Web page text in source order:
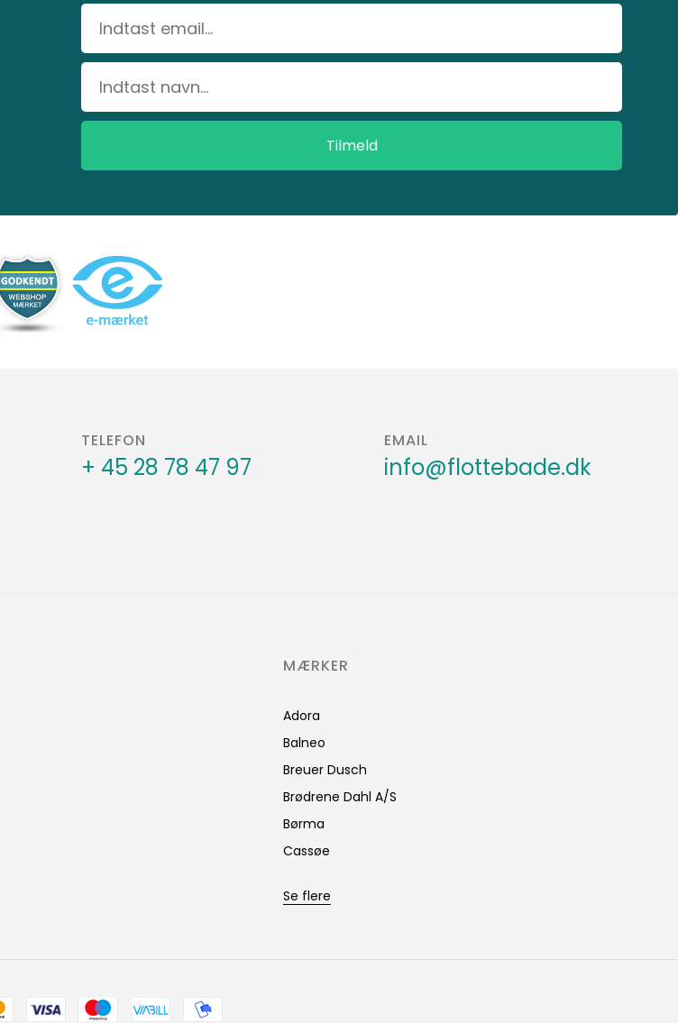
TELEFON
+ 45 28 78 47 97
EMAIL
info@flottebade.dk
MÆRKER
Adora
Balneo
Breuer Dusch
Brødrene Dahl A/S
Børma
Cassøe
Se flere